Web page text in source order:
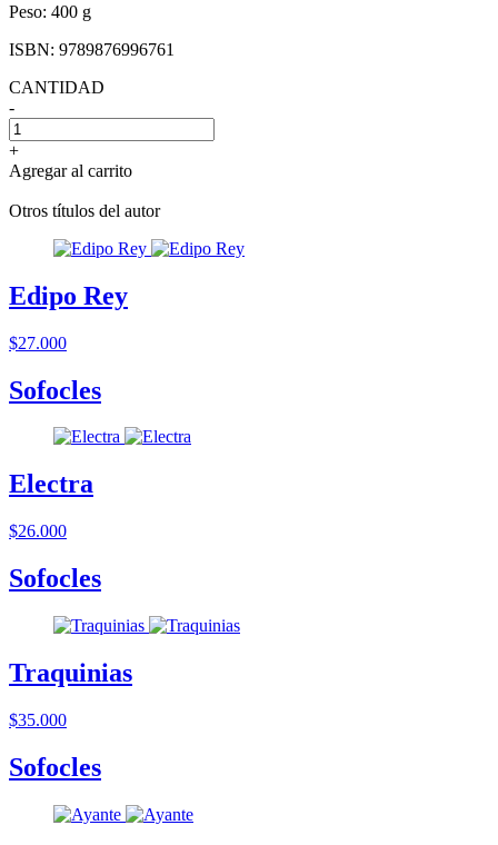
Peso: 400 g
ISBN: 9789876996761
CANTIDAD
-
+
Agregar al carrito
Otros títulos del autor
Edipo Rey
$27.000
Sofocles
Electra
$26.000
Sofocles
Traquinias
$35.000
Sofocles